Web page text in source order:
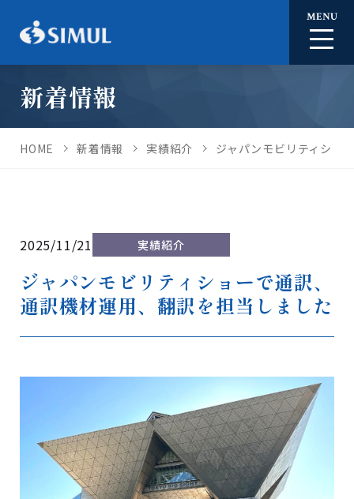
MENU
新着情報
HOME 新着情報 実績紹介 ジャパンモビリティショ
2025/11/21 実績紹介
ジャパンモビリティショーで通訳、
通訳機材運用、翻訳を担当しました